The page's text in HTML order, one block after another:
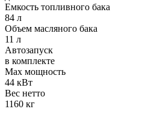
Емкость топливного бака
84 л
Объем масляного бака
11 л
Автозапуск
в комплекте
Max мощность
44 кВт
Вес нетто
1160 кг